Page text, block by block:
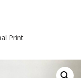
Print